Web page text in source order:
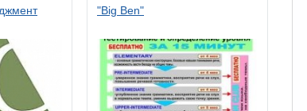
"Big Ben"